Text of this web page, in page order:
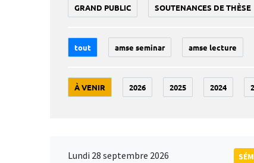
GRAND PUBLIC SOUTENANCES DE THÈSE
tout amse seminar amse lecture
À VENIR 2026 2025 2024
Lundi 28 septembre 2026